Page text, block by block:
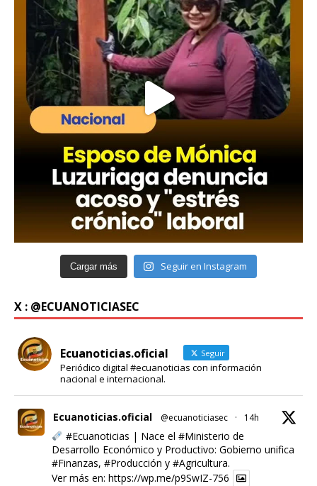
Cargar más Seguir en Instagram
X : @ECUANOTICIASEC
Ecuanoticias.oficial Seguir
Periódico digital #ecuanoticias con información
nacional e internacional.
Ecuanoticias.oficial @ecuanoticiasec · 14h
#Ecuanoticias | Nace el #Ministerio de
Desarrollo Económico y Productivo: Gobierno unifica
#Finanzas, #Producción y #Agricultura.
Ver más en: https://wp.me/p9SwIZ-756